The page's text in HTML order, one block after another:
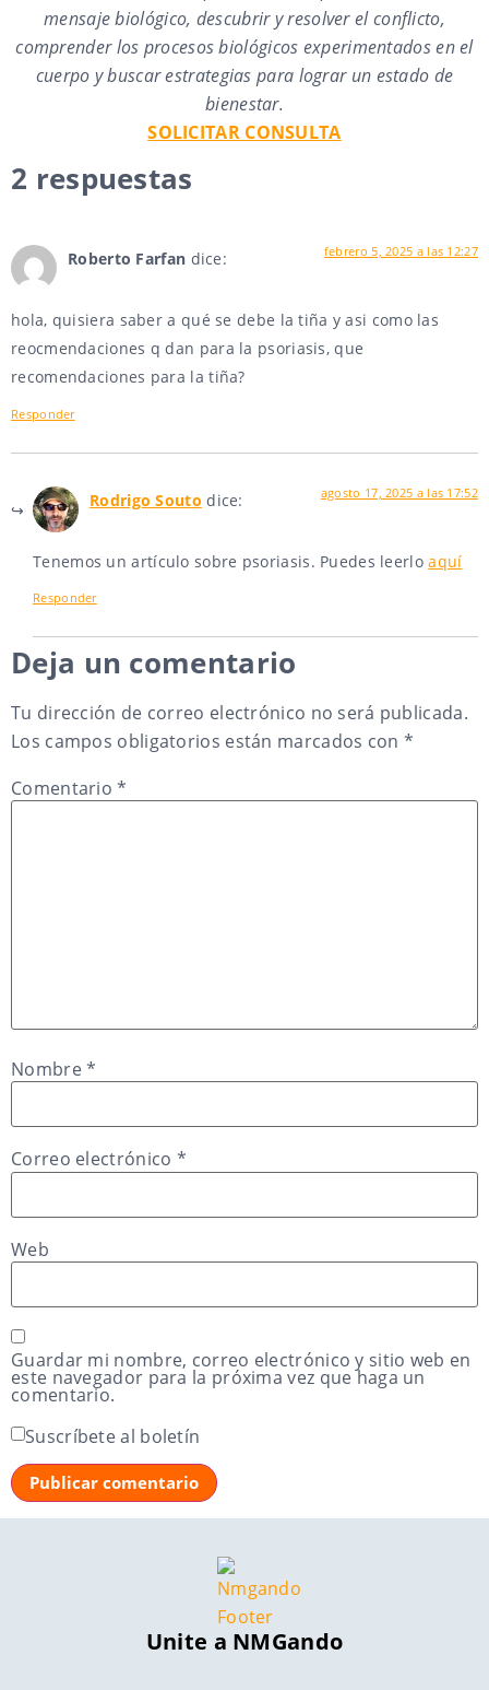
mensaje biológico, descubrir y resolver el conflicto,
comprender los procesos biológicos experimentados en el
cuerpo y buscar estrategias para lograr un estado de
bienestar.
SOLICITAR CONSULTA
2 respuestas
Roberto Farfan dice: febrero 5, 2025 a las 12:27
hola, quisiera saber a qué se debe la tiña y asi como las
reocmendaciones q dan para la psoriasis, que
recomendaciones para la tiña?
Responder
Rodrigo Souto dice: agosto 17, 2025 a las 17:52
Tenemos un artículo sobre psoriasis. Puedes leerloaquí
Responder
Deja un comentario
Tu dirección de correo electrónico no será publicada.
Los campos obligatorios están marcados con *
Comentario*
Nombre*
Correo electrónico *
Web
Guardar mi nombre, correo electrónico y sitio web en
este navegador para la próxima vez que haga un
comentario.
Suscríbete al boletín
Unite a NMGando